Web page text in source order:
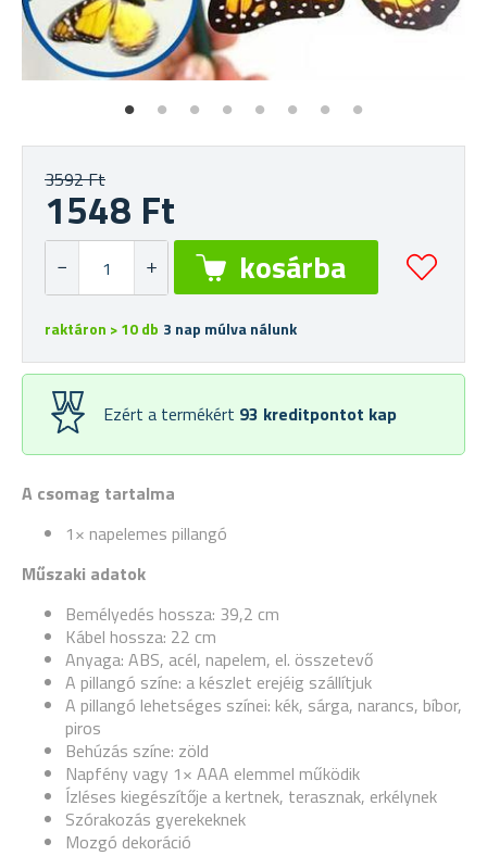
A csomag tartalma
1× napelemes pillangó
Műszaki adatok
Bemélyedés hossza: 39,2 cm
Kábel hossza: 22 cm
Anyaga: ABS, acél, napelem, el. összetevő
A pillangó színe: a készlet erejéig szállítjuk
A pillangó lehetséges színei: kék, sárga, narancs, bíbor,
piros
Behúzás színe: zöld
Napfény vagy 1× AAA elemmel működik
Ízléses kiegészítője a kertnek, terasznak, erkélynek
Szórakozás gyerekeknek
Mozgó dekoráció
3592 Ft
1548 Ft
raktáron > 10 db 3 nap múlva nálunk
Ezért a termékért 93 kreditpontot kap